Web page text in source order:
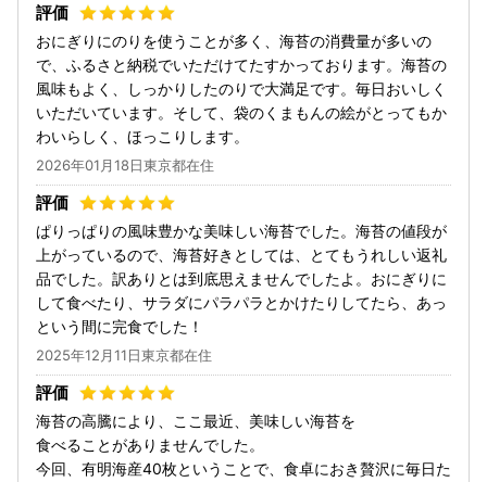
おにぎりにのりを使うことが多く、海苔の消費量が多いの
で、ふるさと納税でいただけてたすかっております。海苔の
風味もよく、しっかりしたのりで大満足です。毎日おいしく
いただいています。そして、袋のくまもんの絵がとってもか
わいらしく、ほっこりします。
2026年01月18日東京都在住
ぱりっぱりの風味豊かな美味しい海苔でした。海苔の値段が
上がっているので、海苔好きとしては、とてもうれしい返礼
品でした。訳ありとは到底思えませんでしたよ。おにぎりに
して食べたり、サラダにパラパラとかけたりしてたら、あっ
という間に完食でした！
2025年12月11日東京都在住
海苔の高騰により、ここ最近、美味しい海苔を
食べることがありませんでした。
今回、有明海産40枚ということで、食卓におき贅沢に毎日た